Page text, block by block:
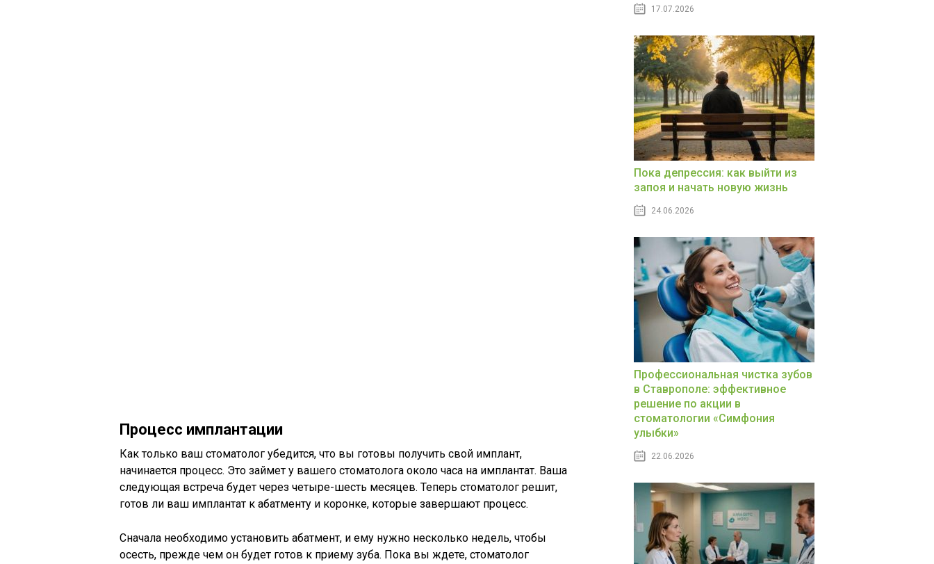
Процесс имплантации
Как только ваш стоматолог убедится, что вы готовы получить свой имплант,
начинается процесс. Это займет у вашего стоматолога около часа на имплантат. Ваша
следующая встреча будет через четыре-шесть месяцев. Теперь стоматолог решит,
готов ли ваш имплантат к абатменту и коронке, которые завершают процесс.
Сначала необходимо установить абатмент, и ему нужно несколько недель, чтобы
осесть, прежде чем он будет готов к приему зуба. Пока вы ждете, стоматолог
17.07.2026
Пока депрессия: как выйти из
запоя и начать новую жизнь
24.06.2026
Профессиональная чистка зубов
в Ставрополе: эффективное
решение по акции в
стоматологии «Симфония
улыбки»
22.06.2026